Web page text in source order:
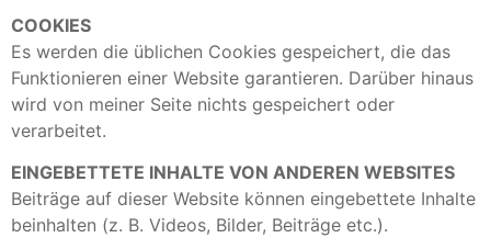
COOKIES
Es werden die üblichen Cookies gespeichert, die das
Funktionieren einer Website garantieren. Darüber hinaus
wird von meiner Seite nichts gespeichert oder
verarbeitet.
EINGEBETTETE INHALTE VON ANDEREN WEBSITES
Beiträge auf dieser Website können eingebettete Inhalte
beinhalten (z. B. Videos, Bilder, Beiträge etc.).